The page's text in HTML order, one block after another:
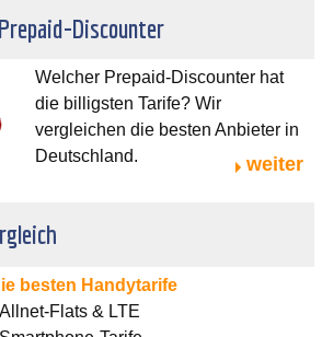
Discounter
Welcher Prepaid-Discounter hat
die billigsten Tarife? Wir
vergleichen die besten Anbieter in
Deutschland.
weiter
besten Handytarife
Flats & LTE